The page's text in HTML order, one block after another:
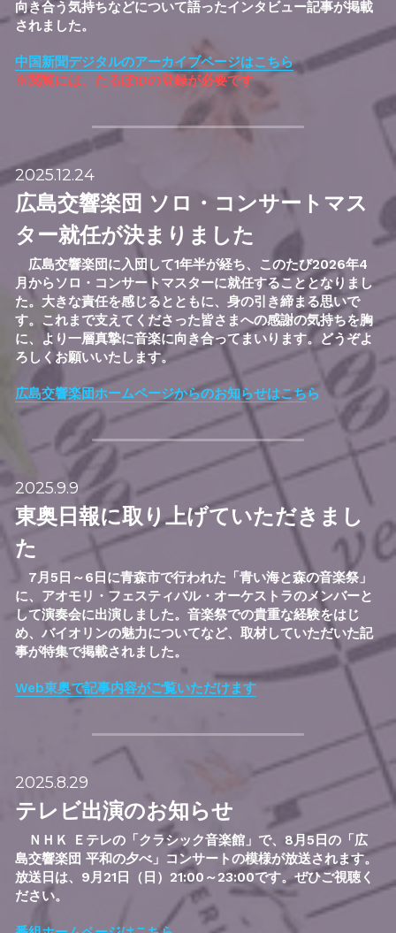
向き合う気持ちなどについて語ったインタビュー記事が掲載
されました。
中国新聞デジタルのアーカイブページはこちら
※閲覧には、たるぽIDの登録が必要です
2025.12.24
広島交響楽団 ソロ・コンサートマス
ター就任が決まりました
広島交響楽団に入団して1年半が経ち、このたび2026年4
月からソロ・コンサートマスターに就任することとなりまし
た。大きな責任を感じるとともに、身の引き締まる思いで
す。これまで支えてくださった皆さまへの感謝の気持ちを胸
に、より一層真摯に音楽に向き合ってまいります。 どうぞよ
ろしくお願いいたします。
広島交響楽団ホームページからのお知らせはこちら
2025.9.9
東奥日報に取り上げていただきまし
た
7 月5日～6日に青森市で行われた「青い海と森の音楽祭」
に、アオモリ・フェスティバル・オーケストラのメンバーと
して演奏会に出演しました。音楽祭での貴重な経験をはじ
め、バイオリンの魅力についてなど、取材していただいた記
事が特集で掲載されました。
Web東奥で記事内容がご覧いただけます
2025.8.29
テレビ出演のお知らせ
ＮＨＫ Ｅテレの「クラシック音楽館」で、8月5日の「広
島交響楽団 平和の夕べ」コンサートの模様が放送されます。
放送日は、9月21日（日）21:00～23:00です。ぜひご視聴く
ださい。